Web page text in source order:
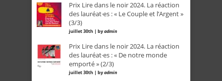
Prix Lire dans le noir 2024. La réaction
des lauréat·es : « Le Couple et l’Argent »
(3/3)
juillet 30th | byadmin
Prix Lire dans le noir 2024. La réaction
des lauréat·es : « De notre monde
emporté » (2/3)
juillet 30th | byadmin